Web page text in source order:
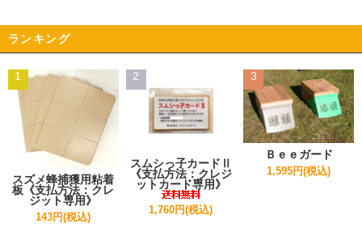
ランキング
1
スズメ蜂捕獲用粘着
板《支払方法：クレ
ジット専用》
143円(税込)
2
スムシっ子カードⅡ
《支払方法：クレジ
ットカード専用》
1,760円(税込)
3
Ｂｅｅガード
1,595円(税込)